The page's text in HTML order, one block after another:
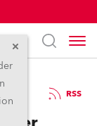
RSS